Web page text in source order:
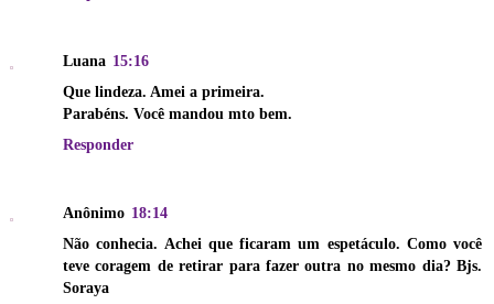
Luana 15:16
Que lindeza. Amei a primeira.
Parabéns. Você mandou mto bem.
Responder
Anônimo 18:14
Não conhecia. Achei que ficaram um espetáculo. Como você
teve coragem de retirar para fazer outra no mesmo dia? Bjs.
Soraya